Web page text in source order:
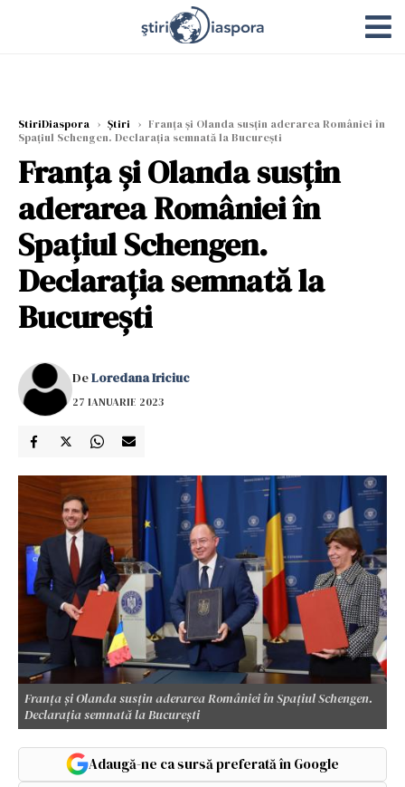
StiriDiaspora › Știri › Franța şi Olanda susțin aderarea României în
Spațiul Schengen. Declaraţia semnată la Bucureşti
Franța şi Olanda susțin
aderarea României în
Spațiul Schengen.
Declaraţia semnată la
Bucureşti
DeLoredana Iriciuc
27 IANUARIE 2023
Franța şi Olanda susțin aderarea României în Spațiul Schengen.
Declaraţia semnată la Bucureşti
Adaugă-ne ca sursă preferată în Google